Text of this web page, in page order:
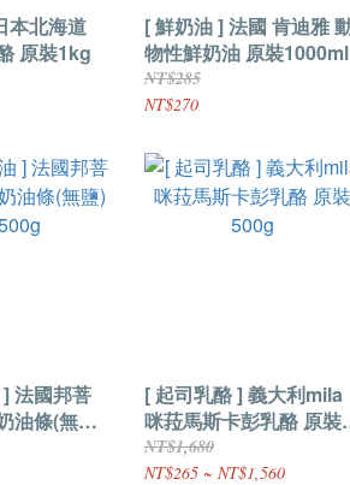
本北海道
原裝1kg
[ 鮮奶油 ] 法國 肯迪雅 動
物性鮮奶油 原裝1000ml
NT$285
NT$270
法國邦菩
油條(無鹽)
[ 起司乳酪 ] 義大利mila
咪菈馬斯卡彭乳酪 原裝
500g
NT$1,680
NT$265 ~ NT$1,560